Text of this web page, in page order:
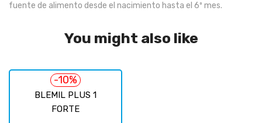
fuente de alimento desde el nacimiento hasta el 6º mes.
You might also like
BLEMIL PLUS 1
FORTE
-10%